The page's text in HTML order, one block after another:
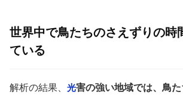
世界中で鳥たちのさえずりの時
ている
解析の結果、 光害の強い地域では、鳥